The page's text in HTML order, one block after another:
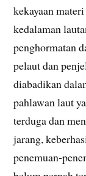
kekayaan
kedalaman
penghormatan
pelaut dan
diabadikan
pahlawan laut
terduga dan
jarang,
penemuan-